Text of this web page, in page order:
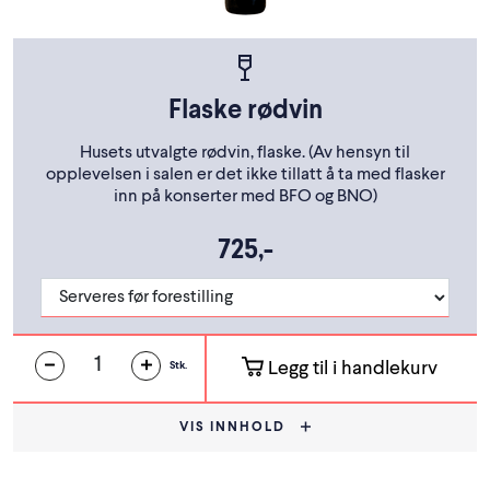
Flaske rødvin
Husets utvalgte rødvin, flaske. (Av hensyn til
opplevelsen i salen er det ikke tillatt å ta med flasker
inn på konserter med BFO og BNO)
725,-
Stk. Legg til i handlekurv
VIS INNHOLD